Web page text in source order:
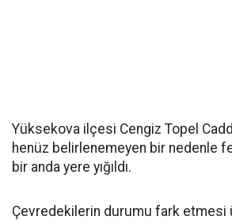
Yüksekova ilçesi Cengiz Topel
henüz belirlenemeyen bir nedenle
bir anda yere yığıldı.
Çevredekilerin durumu fark etmesi